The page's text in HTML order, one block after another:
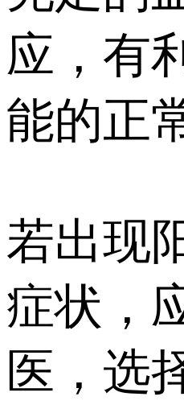
应，有
能的正
若出现
症状，
医，选